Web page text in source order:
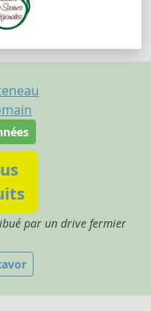
par un drive fermier